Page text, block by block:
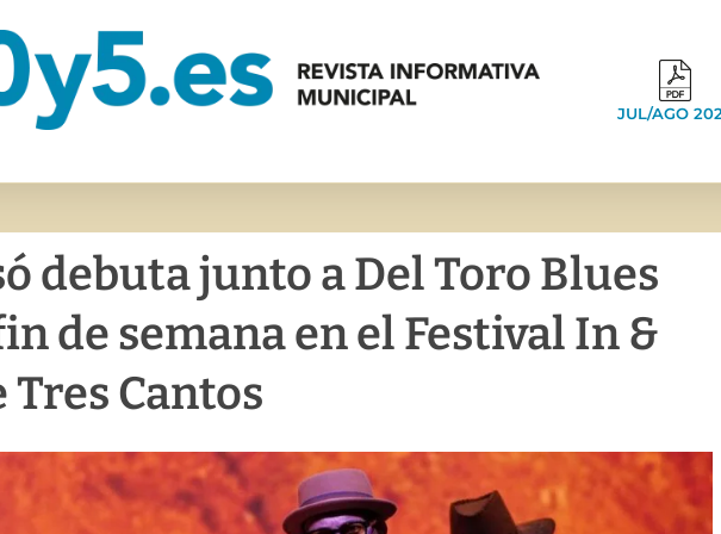
JUL/AGO
debuta junto a Del Toro Blues
de semana en el Festival In &
Tres Cantos